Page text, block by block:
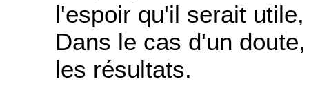
l'espoir qu'il serait
Dans le cas d'un
les résultats.